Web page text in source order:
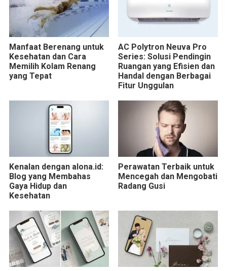
Manfaat Berenang untuk
Kesehatan dan Cara
Memilih Kolam Renang
yang Tepat
AC Polytron Neuva Pro
Series: Solusi Pendingin
Ruangan yang Efisien dan
Handal dengan Berbagai
Fitur Unggulan
Kenalan dengan alona.id:
Blog yang Membahas
Gaya Hidup dan
Kesehatan
Perawatan Terbaik untuk
Mencegah dan Mengobati
Radang Gusi